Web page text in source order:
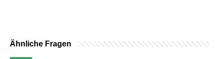
Ähnliche Fragen